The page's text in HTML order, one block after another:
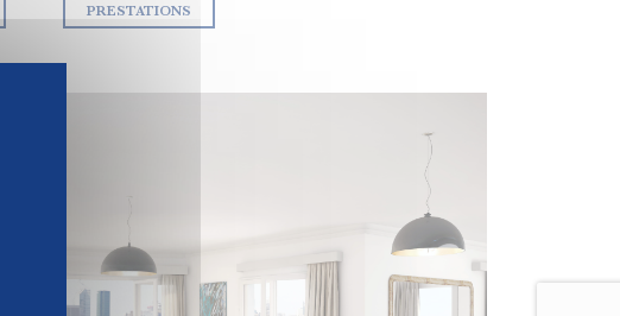
PRESTATIONS